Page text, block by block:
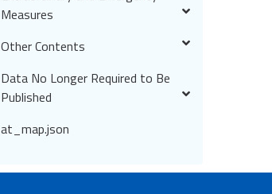
Measures
Other Contents
Data No Longer Required to Be
Published
at_map.json